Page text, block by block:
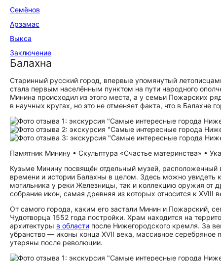
Семёнов
Арзамас
Выкса
Заключение
Балахна
Старинный русский город, впервые упомянутый
стала первым населённым пунктом на пути народного
Минина происходил из этого места, а у семьи Пожарских
в научных кругах, но это не отменяет факта, что в Балахне
Памятник Минину • Скульптура «Счастье материнства» •
Кузьме Минину посвящён отдельный музей,
времени и истории Балахны в целом. Здесь можно увидеть
могильника у реки Железницы, так и коллекцию оружия от
собрание икон, самая древняя из которых относится к XVIII
От самого города, каким его застали Минин и Пожарский,
Чудотворца 1552 года постройки. Храм находится на
архитектуры в области после Нижегородского кремля. За
убранство — иконы конца XVII века, массивное
утеряны после революции.